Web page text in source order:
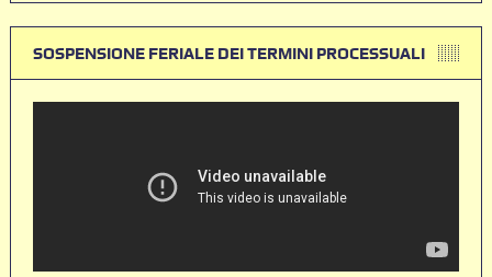
SOSPENSIONE FERIALE DEI TERMINI PROCESSUALI